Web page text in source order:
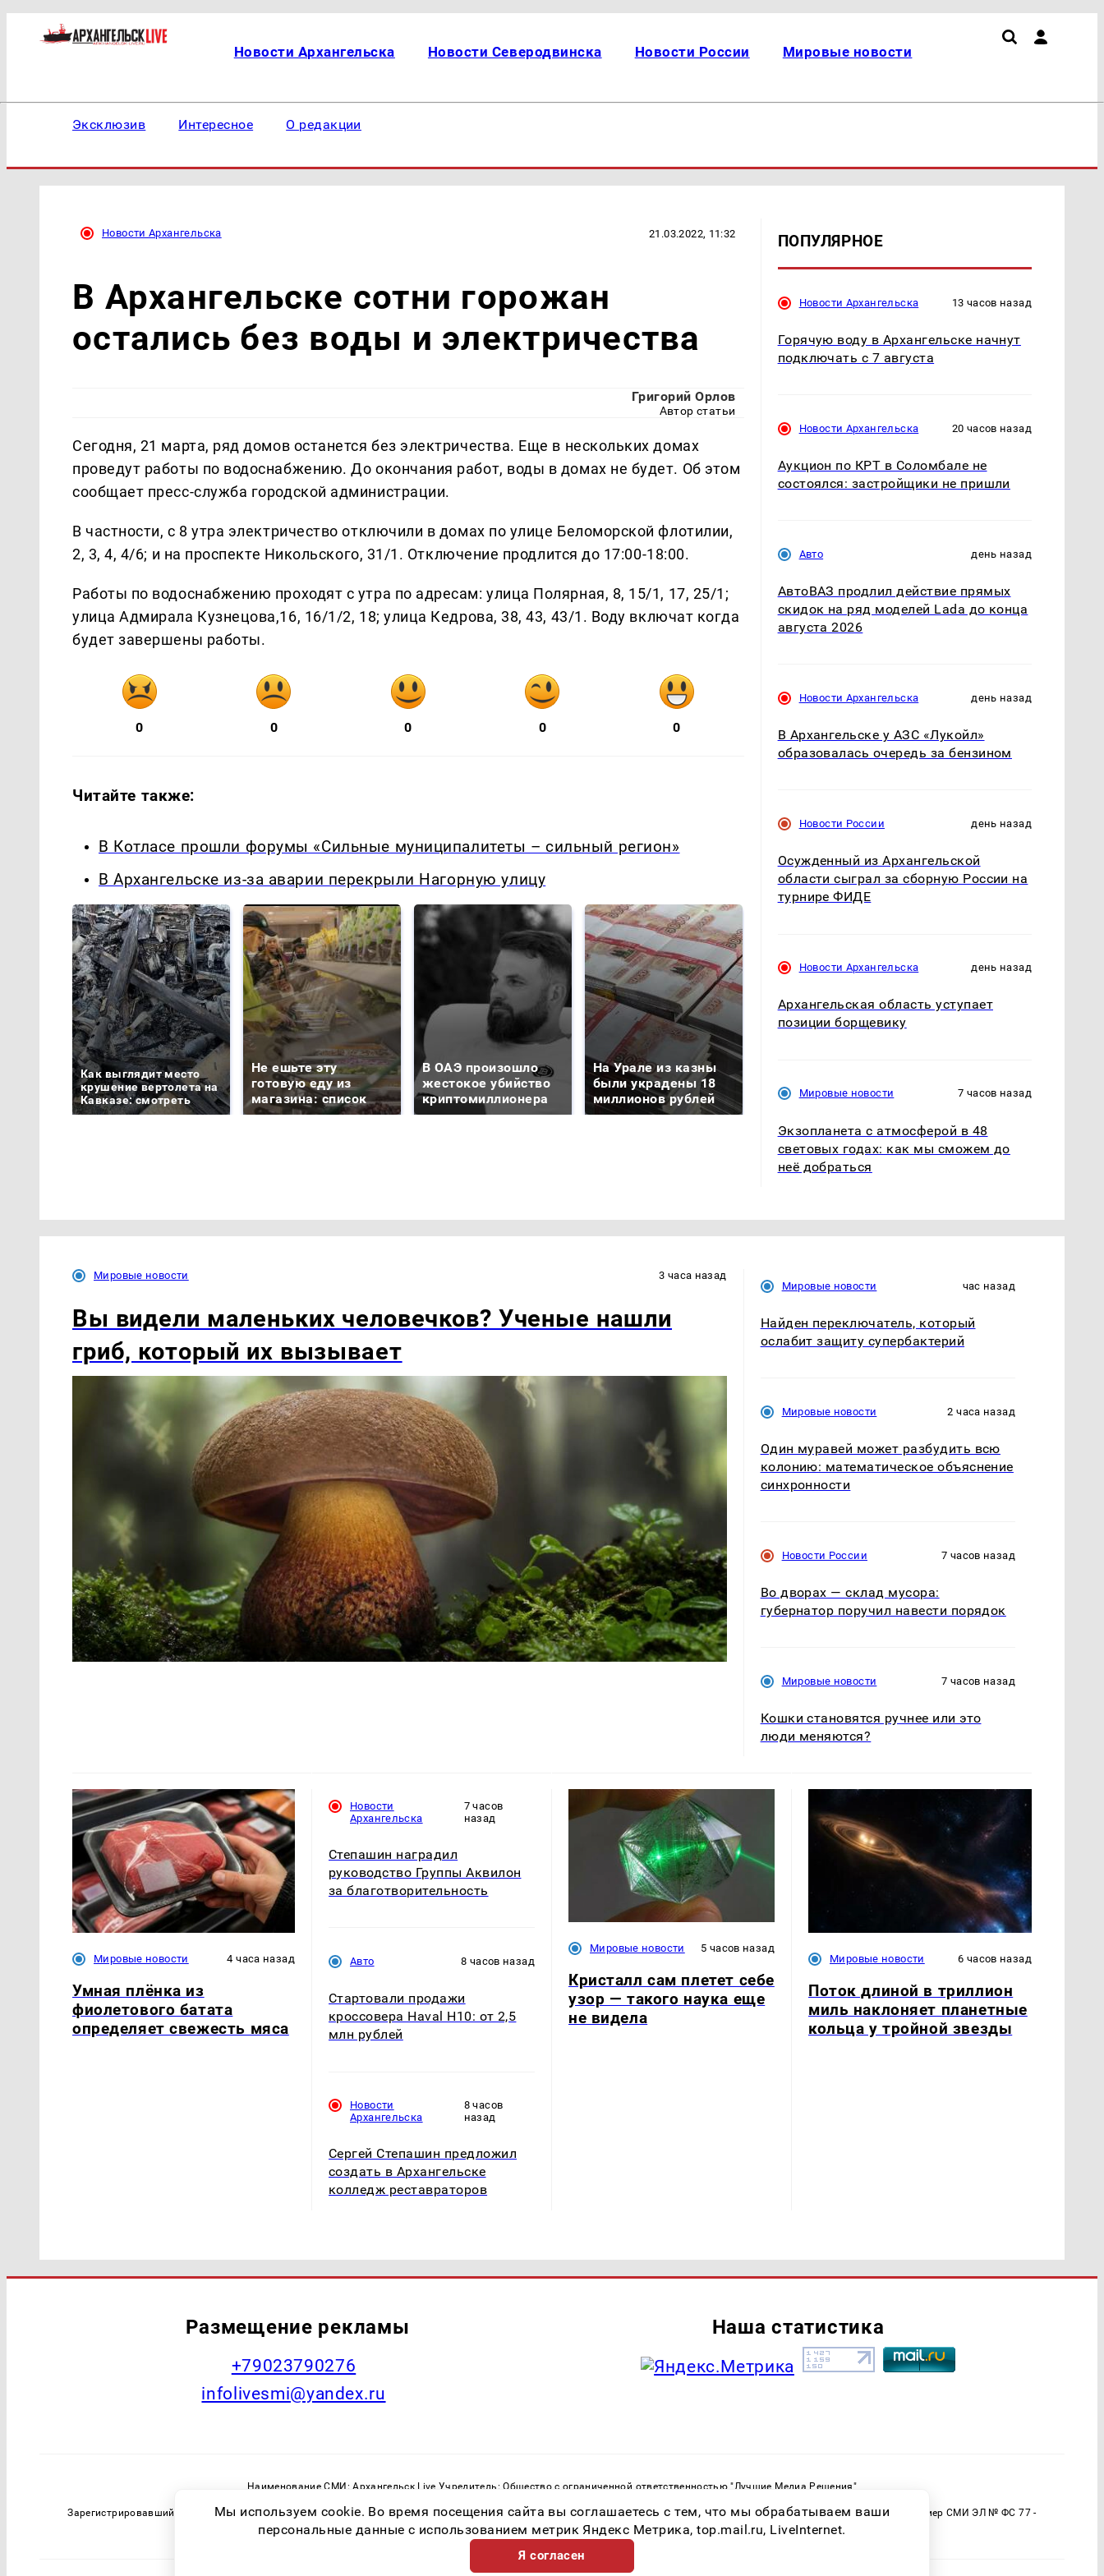
Новости Архангельска Новости Северодвинска Новости России Мировые новости
Эксклюзив Интересное О редакции
Новости Архангельска 21.03.2022, 11:32
В Архангельске сотни горожан
остались без воды и электричества
Григорий Орлов
Автор статьи
Сегодня, 21 марта, ряд домов останется без электричества. Еще в нескольких домах
проведут работы по водоснабжению. До окончания работ, воды в домах не будет. Об этом
сообщает пресс-служба городской администрации.
В частности, с 8 утра электричество отключили в домах по улице Беломорской флотилии,
2, 3, 4, 4/6; и на проспекте Никольского, 31/1. Отключение продлится до 17:00-18:00.
Работы по водоснабжению проходят с утра по адресам: улица Полярная, 8, 15/1, 17, 25/1;
улица Адмирала Кузнецова,16, 16/1/2, 18; улица Кедрова, 38, 43, 43/1. Воду включат когда
будет завершены работы.
0 0 0 0 0
Читайте также:
В Котласе прошли форумы «Сильные муниципалитеты – сильный регион»
В Архангельске из-за аварии перекрыли Нагорную улицу
Как выглядит место
крушение вертолета на
Кавказе: смотреть
Не ешьте эту
готовую еду из
магазина: список
В ОАЭ произошло
жестокое убийство
криптомиллионера
На Урале из казны
были украдены 18
миллионов рублей
падению вертолета на
Кавказе: читать здесь
ждать всем нам?
ПОПУЛЯРНОЕ
Новости Архангельска 13 часов назад
Горячую воду в Архангельске начнут
подключать с 7 августа
Новости Архангельска 20 часов назад
Аукцион по КРТ в Соломбале не
состоялся: застройщики не пришли
Авто день назад
АвтоВАЗ продлил действие прямых
скидок на ряд моделей Lada до конца
августа 2026
Новости Архангельска день назад
В Архангельске у АЗС «Лукойл»
образовалась очередь за бензином
Новости России день назад
Осужденный из Архангельской
области сыграл за сборную России на
турнире ФИДЕ
Новости Архангельска день назад
Архангельская область уступает
позиции борщевику
Мировые новости 7 часов назад
Экзопланета с атмосферой в 48
световых годах: как мы сможем до
неё добраться
Мировые новости 3 часа назад
Вы видели маленьких человечков? Ученые нашли
гриб, который их вызывает
Мировые новости час назад
Найден переключатель, который
ослабит защиту супербактерий
Мировые новости 2 часа назад
Один муравей может разбудить всю
колонию: математическое объяснение
синхронности
Новости России 7 часов назад
Во дворах — склад мусора:
губернатор поручил навести порядок
Мировые новости 7 часов назад
Кошки становятся ручнее или это
люди меняются?
Мировые новости 4 часа назад
Умная плёнка из
фиолетового батата
определяет свежесть мяса
Новости
Архангельска
7 часов
назад
Степашин наградил
руководство Группы Аквилон
за благотворительность
Авто 8 часов назад
Стартовали продажи
кроссовера Haval H10: от 2,5
млн рублей
Новости
Архангельска
8 часов
назад
Сергей Степашин предложил
создать в Архангельске
колледж реставраторов
Мировые новости 5 часов назад
Кристалл сам плетет себе
узор — такого наука еще
не видела
Мировые новости 6 часов назад
Поток длиной в триллион
миль наклоняет планетные
кольца у тройной звезды
Размещение рекламы
+79023790276
infolivesmi@yandex.ru
Наша статистика
Наименование СМИ: Архангельск Live Учредитель: Общество с ограниченной ответственностью "Лучшие Медиа Решения"
Зарегистрировавший орган: Федеральная служба по надзору в сфере связи, информационных технологий и массовых коммуникаций (Роскомнадзор) Регистрационный номер СМИ ЭЛ № ФС 77 -
82533 от 21.01.2022
Мы используем cookie. Во время посещения сайта вы соглашаетесь с тем, что мы обрабатываем ваши
персональные данные с использованием метрик Яндекс Метрика, top.mail.ru, LiveInternet.
Я согласен